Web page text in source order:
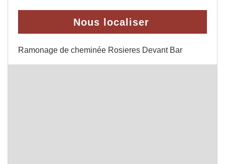
Nous localiser
Ramonage de cheminée Rosieres Devant Bar